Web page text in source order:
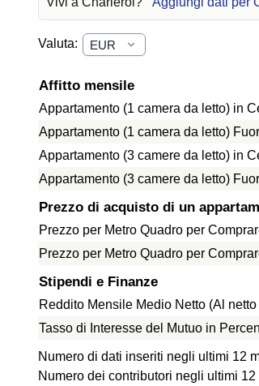
Valuta:
Affitto mensile
Appartamento (1 camera da letto) in
Appartamento (1 camera da letto)
Appartamento (3 camere da letto) in
Appartamento (3 camere da letto)
Prezzo di acquisto di un
Prezzo per Metro Quadro per
Prezzo per Metro Quadro per
Stipendi e Finanze
Reddito Mensile Medio Netto (Al
Tasso di Interesse del Mutuo in
Numero di dati inseriti negli ultimi 12
Numero dei contributori negli ultimi 12